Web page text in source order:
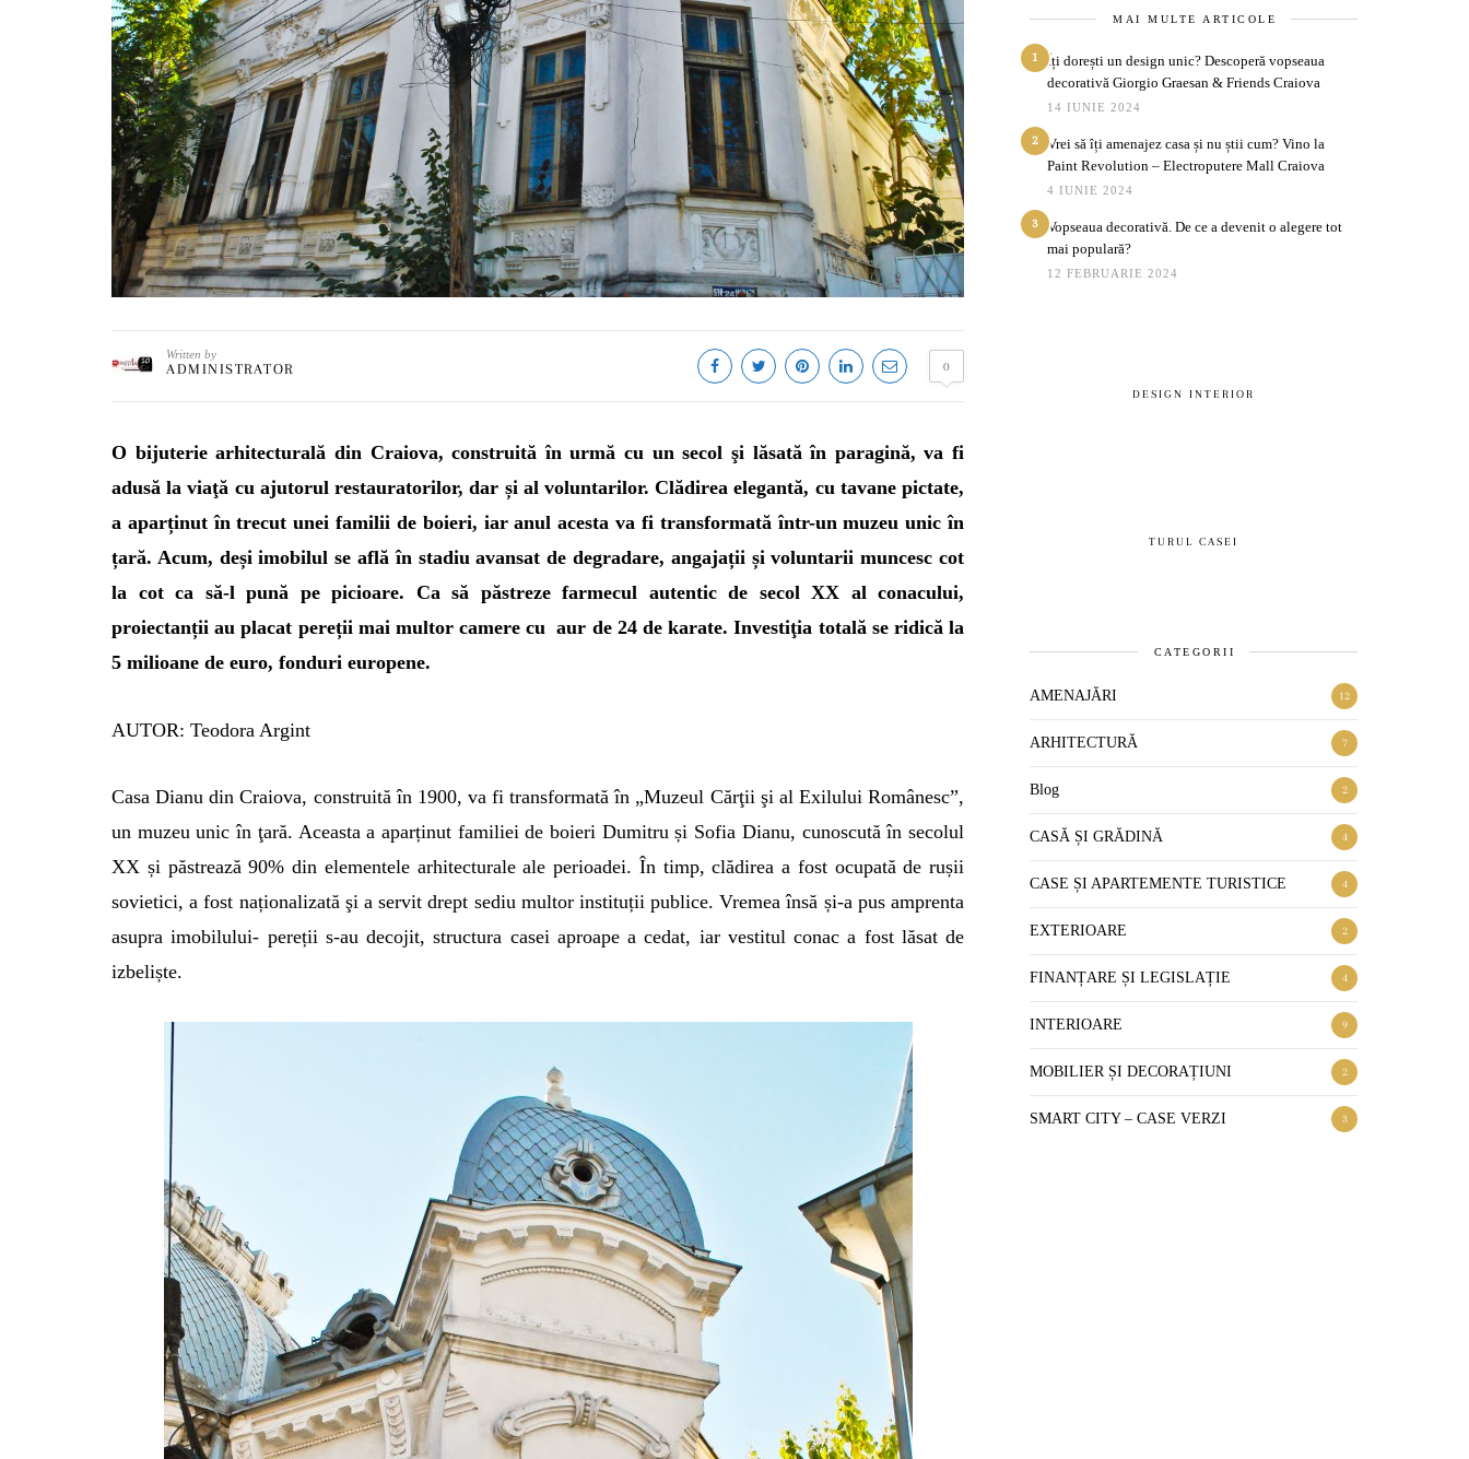
Written by
ADMINISTRATOR 0
O bijuterie arhitecturală din Craiova, construită în urmă cu un secol şi lăsată în paragină, va fi
adusă la viaţă cu ajutorulrestauratorilor, dar și al voluntarilor. Clădirea elegantă, cu tavane pictate,
a aparținut în trecut unei familii de boieri, iar anul acesta va fi transformată într-un muzeu unic în
țară. Acum, deși imobilul se află în stadiu avansat de degradare, angajații și voluntarii muncesc cot
la cot ca să-l pună pe picioare. Ca să păstreze farmecul autentic de secol XX al conacului,
proiectanții au placat pereții mai multor camere cu aur de 24 de karate. Investiţia totală se ridică la
5 milioane de euro, fonduri europene.
AUTOR: Teodora Argint
Casa Dianu din Craiova, construită în 1900, va fi transformată în „Muzeul Cărţii şi al Exilului Românesc”,
un muzeu unic în ţară. Aceasta a aparținut familiei de boieri Dumitru și Sofia Dianu, cunoscută în secolul
XX și păstrează 90% din elementele arhitecturale ale perioadei. În timp, clădirea a fost ocupată de rușii
sovietici, a fost naționalizată şi a servit drept sediu multor instituții publice. Vremea însă și-a pus amprenta
asupra imobilului- pereții s-au decojit, structura casei aproape a cedat, iar vestitul conac a fost lăsat de
izbeliște.
MAI MULTE ARTICOLE
1
Îți dorești un design unic? Descoperă vopseaua
decorativă Giorgio Graesan & Friends Craiova
14 IUNIE 2024
2
Vrei să îți amenajez casa și nu știi cum? Vino la
Paint Revolution – Electroputere Mall Craiova
4 IUNIE 2024
3
Vopseaua decorativă. De ce a devenit o alegere tot
mai populară?
12 FEBRUARIE 2024
DESIGN INTERIOR
TURUL CASEI
CATEGORII
AMENAJĂRI 12
ARHITECTURĂ 7
Blog 2
CASĂ ȘI GRĂDINĂ 4
CASE ȘI APARTEMENTE TURISTICE 4
EXTERIOARE 2
FINANȚARE ȘI LEGISLAȚIE 4
INTERIOARE 9
MOBILIER ȘI DECORAȚIUNI 2
SMART CITY – CASE VERZI 3